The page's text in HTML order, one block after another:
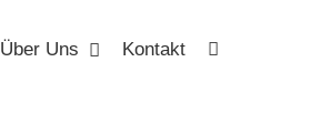
Über Uns Kontakt